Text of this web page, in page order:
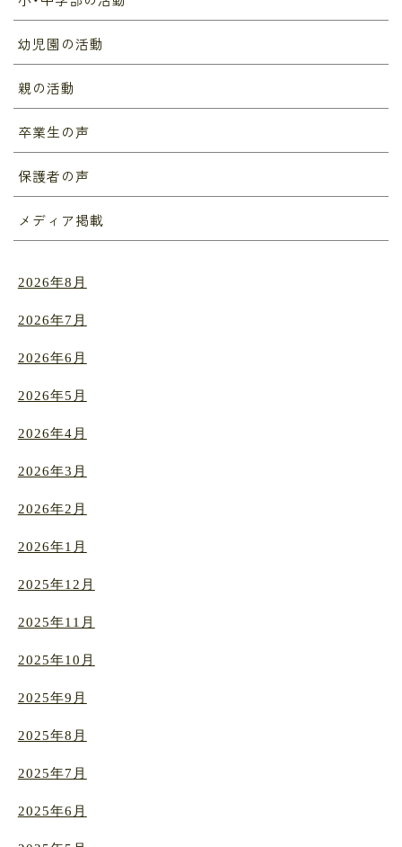
幼児園の活動
親の活動
卒業生の声
保護者の声
メディア掲載
2026年8月
2026年7月
2026年6月
2026年5月
2026年4月
2026年3月
2026年2月
2026年1月
2025年12月
2025年11月
2025年10月
2025年9月
2025年8月
2025年7月
2025年6月